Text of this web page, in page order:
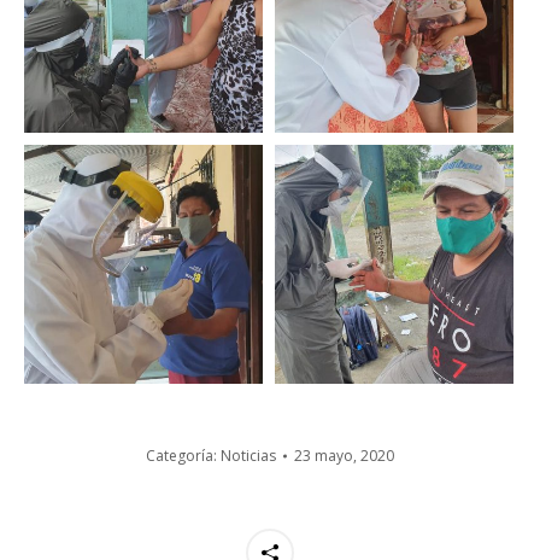
Categoría: Noticias 23 mayo, 2020